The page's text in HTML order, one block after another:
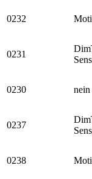
0232
0231
0230 nein
0237
0238